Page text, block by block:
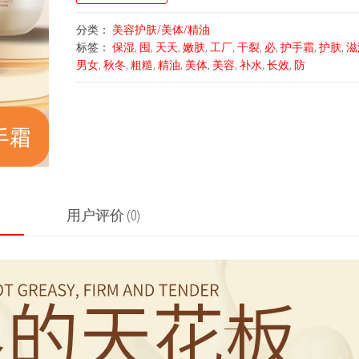
分类： 美容护肤/美体/精油
标签： 保湿, 囤, 天天, 嫩肤, 工厂, 干裂, 必, 护手霜, 护肤,
男女, 秋冬, 粗糙, 精油, 美体, 美容, 补水, 长效, 防
用户评价 (0)